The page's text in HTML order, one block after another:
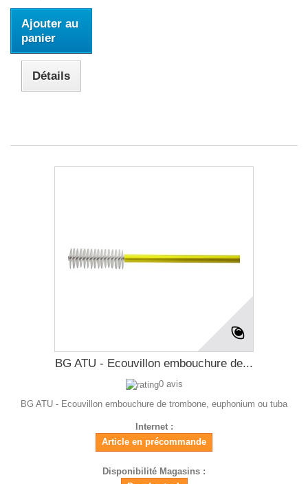
Ajouter au
panier
Détails
BG ATU - Ecouvillon embouchure de...
0 avis
BG ATU - Ecouvillon embouchure de trombone, euphonium ou tuba
Internet :
Article en précommande
Disponibilité Magasins :